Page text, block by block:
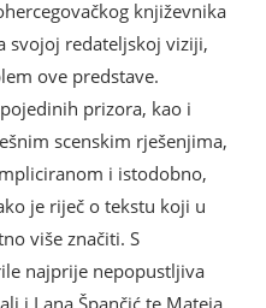
književnika
svojoj redateljskoj viziji,
ove predstave.
prizora, kao i
scenskim rješenjima,
i istodobno,
je riječ o tekstu koji u
više značiti. S
najprije nepopustljiva
i Lana Špančić te Mateja